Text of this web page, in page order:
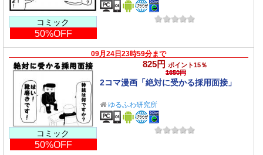
コミック
50%OFF
09月24日23時59分まで
コミック
50%OFF
825円 ポイント15％
1650円
2コマ漫画「絶対に受かる採用面接」
ゆるふわ研究所